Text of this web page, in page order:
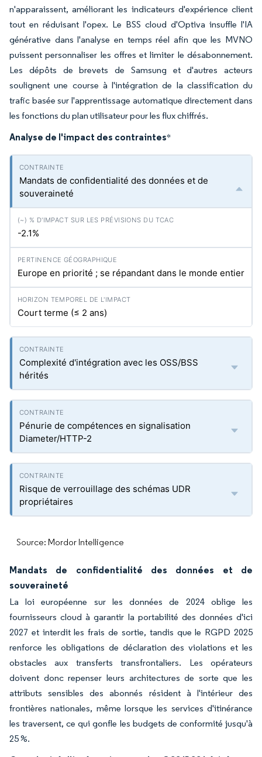
n'apparaissent, améliorant les indicateurs d'expérience client
tout en réduisant l'opex. Le BSS cloud d'Optiva insuffle l'IA
générative dans l'analyse en temps réel afin que les MVNO
puissent personnaliser les offres et limiter le désabonnement.
Les dépôts de brevets de Samsung et d'autres acteurs
soulignent une course à l'intégration de la classification du
trafic basée sur l'apprentissage automatique directement dans
les fonctions du plan utilisateur pour les flux chiffrés.
Analyse de l'impact des contraintes*
Mandats de confidentialité des données et de
souveraineté
-2.1%
Europe en priorité ; se répandant dans le monde entier
Court terme (≤ 2 ans)
Complexité d'intégration avec les OSS/BSS
hérités
Pénurie de compétences en signalisation
Diameter/HTTP-2
Risque de verrouillage des schémas UDR
propriétaires
Source: Mordor Intelligence
Mandats de confidentialité des données et de
souveraineté
La loi européenne sur les données de 2024 oblige les
fournisseurs cloud à garantir la portabilité des données d'ici
2027 et interdit les frais de sortie, tandis que le RGPD 2025
renforce les obligations de déclaration des violations et les
obstacles aux transferts transfrontaliers. Les opérateurs
doivent donc repenser leurs architectures de sorte que les
attributs sensibles des abonnés résident à l'intérieur des
frontières nationales, même lorsque les services d'itinérance
les traversent, ce qui gonfle les budgets de conformité jusqu'à
25 %.